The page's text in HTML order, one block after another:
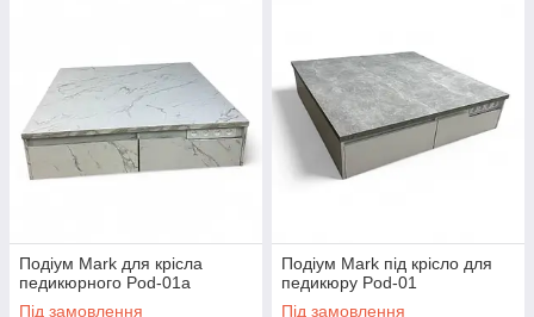
Подіум Mark для крісла
педикюрного Pod-01а
Під замовлення
Подіум Mark під крісло для
педикюру Pod-01
Під замовлення